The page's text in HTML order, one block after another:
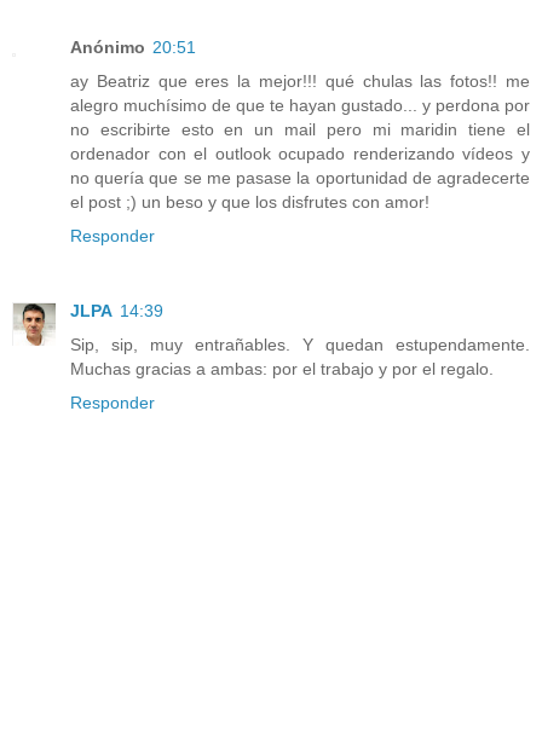
Anónimo 20:51
ay Beatriz que eres la mejor!!! qué chulas las fotos!! me
alegro muchísimo de que te hayan gustado... y perdona por
no escribirte esto en un mail pero mi maridin tiene el
ordenador con el outlook ocupado renderizando vídeos y
no quería que se me pasase la oportunidad de agradecerte
el post ;) un beso y que los disfrutes con amor!
Responder
JLPA 14:39
Sip, sip, muy entrañables. Y quedan estupendamente.
Muchas gracias a ambas: por el trabajo y por el regalo.
Responder